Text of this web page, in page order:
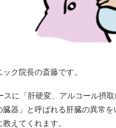
ク院長の斎藤です。
スに「肝硬変、アルコール摂
臓器」と呼ばれる肝臓の異常
えてくれます。